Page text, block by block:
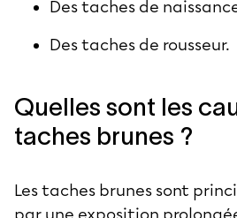
Des taches de
Des taches de rousseur.
Quelles sont les
taches brunes ?
Les taches brunes sont